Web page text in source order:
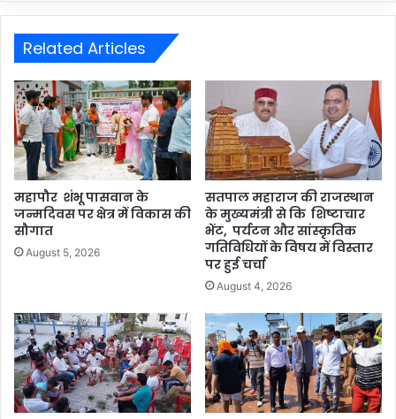
Related Articles
महापौर शंभू पासवान के
जन्मदिवस पर क्षेत्र में विकास की
सौगात
August 5, 2026
सतपाल महाराज की राजस्थान
के मुख्यमंत्री से कि शिष्टाचार
भेंट, पर्यटन और सांस्कृतिक
गतिविधियों के विषय में विस्तार
पर हुई चर्चा
August 4, 2026